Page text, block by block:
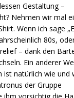
Gestaltung –
Nehmen wir mal
Wenn ich sage
80s,
– dank den
Ein anderer
ist natürlich wie und
der Gruppe